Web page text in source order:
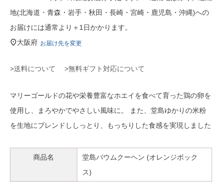
地(北海道・青森・岩手・秋田・長崎・宮崎・鹿児島・沖縄)への
お届けには通常より＋1日かかります。
大阪府 お届け先を変更
>送料について >無料ギフト対応について
マリーゴールドの花や栄養豊富なホエイを食べて育った鶏の卵を
使用し、まろやかでやさしい風味に。 また、堂島ゆかりの米粉
を生地にブレンドししっとり、もっちりした食感を実現しました
商品名
堂島バウムクーヘン (オレンジボック
ス)